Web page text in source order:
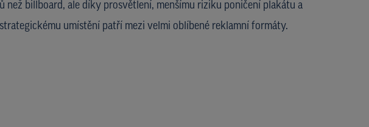
než billboard, ale díky prosvětlení, menšímu riziku poničení plakátu a
umístění patří mezi velmi oblíbené reklamní formáty.